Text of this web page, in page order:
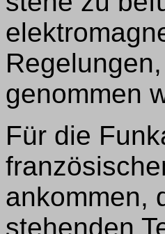
genommen
Für die
ankommen,
stehenden